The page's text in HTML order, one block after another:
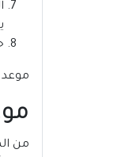
موعد